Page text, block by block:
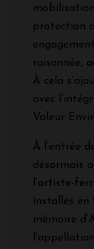
protection
raisonnée,
À cela
avec
Valeur
À l’entrée
désormais
l’artiste-
installés en
mémoire